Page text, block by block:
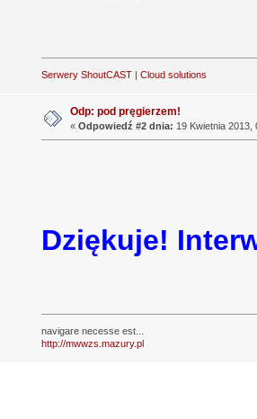
Serwery ShoutCAST| Cloud solutions
Odp: pod pręgierzem!
« Odpowiedź #2 dnia: 19 Kwietnia 2013,
Dziękuje!
navigare necesse est...
http://mwwzs.mazury.pl